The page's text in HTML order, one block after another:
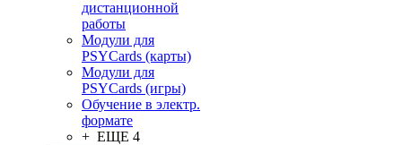
дистанционной
работы
Модули для
PSYCards (карты)
Модули для
PSYCards (игры)
Обучение в электр.
формате
+ ЕЩЕ 4